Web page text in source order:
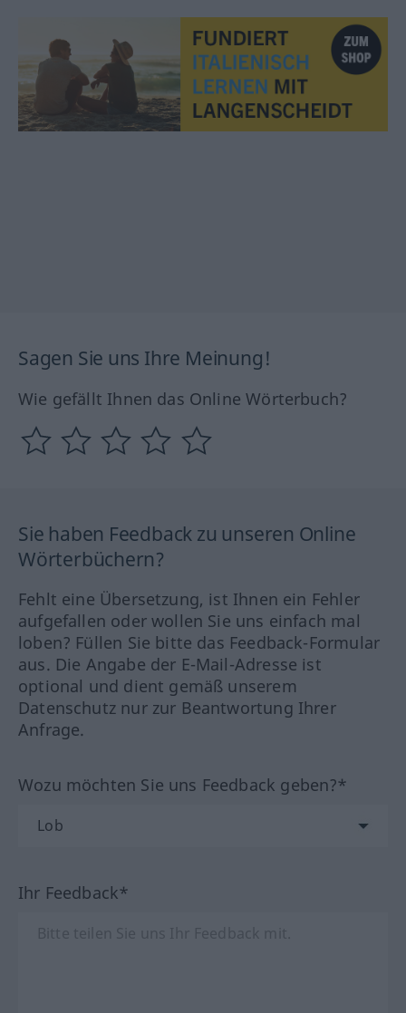
Sagen Sie uns Ihre Meinung!
Wie gefällt Ihnen das Online Wörterbuch?
Sie haben Feedback zu unseren Online
Wörterbüchern?
Fehlt eine Übersetzung, ist Ihnen ein Fehler
aufgefallen oder wollen Sie uns einfach mal
loben? Füllen Sie bitte das Feedback-Formular
aus. Die Angabe der E-Mail-Adresse ist
optional und dient gemäß unserem
Datenschutz nur zur Beantwortung Ihrer
Anfrage.
Wozu möchten Sie uns Feedback geben?*
Ihr Feedback*